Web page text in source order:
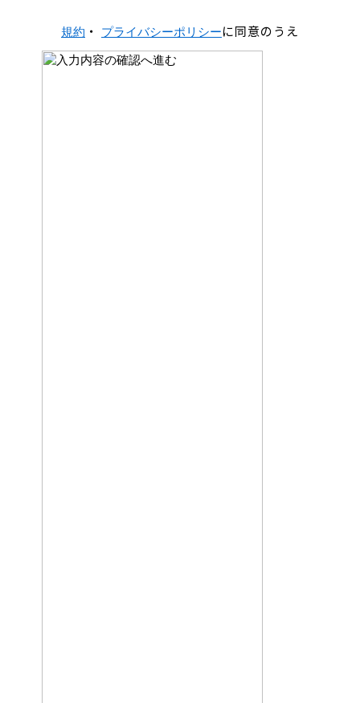
規約 ・ プライバシーポリシーに同意のうえ